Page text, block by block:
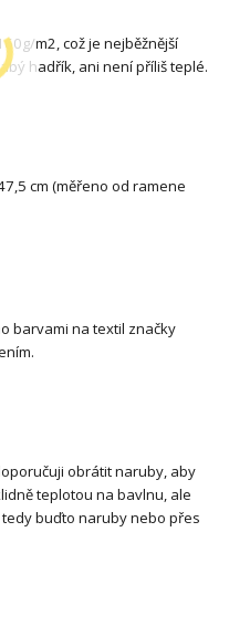
m2, což je nejběžnější
hadřík, ani není příliš teplé.
cm (měřeno od ramene
barvami na textil značky
obrátit naruby, aby
teplotou na bavlnu, ale
buďto naruby nebo přes